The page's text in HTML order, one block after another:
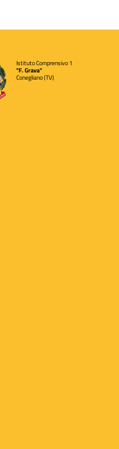
Istituto Comprensivo 1
"F. Grava"
Conegliano (TV)